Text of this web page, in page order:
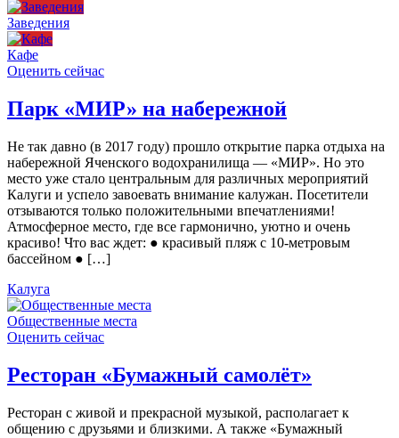
Заведения
Кафе
Оценить сейчас
Парк «МИР» на набережной
Не так давно (в 2017 году) прошло открытие парка отдыха на
набережной Яченского водохранилища — «МИР». Но это
место уже стало центральным для различных мероприятий
Калуги и успело завоевать внимание калужан. Посетители
отзываются только положительными впечатлениями!
Атмосферное место, где все гармонично, уютно и очень
красиво! Что вас ждет: ● красивый пляж с 10-метровым
бассейном ● […]
Калуга
Общественные места
Оценить сейчас
Ресторан «Бумажный самолёт»
Ресторан с живой и прекрасной музыкой, располагает к
общению с друзьями и близкими. А также «Бумажный